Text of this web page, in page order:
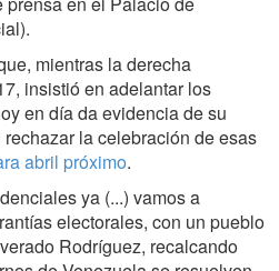
mientras la derecha
insistió en adelantar los
en día da evidencia de su
la celebración de esas
abril próximo.
ya (...) vamos a
electorales, con un pueblo
Rodríguez, recalcando